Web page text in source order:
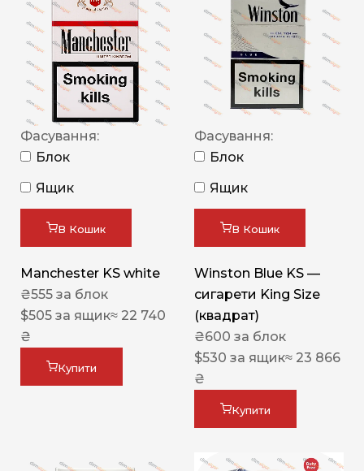
Фасування:
Блок
Ящик
В Кошик
Manchester KS white
₴555 за блок
$505 за ящик≈ 22 740
₴
Купити
Фасування:
Блок
Ящик
В Кошик
Winston Blue KS —
сигарети King Size
(квадрат)
₴600 за блок
$530 за ящик≈ 23 866
₴
Купити